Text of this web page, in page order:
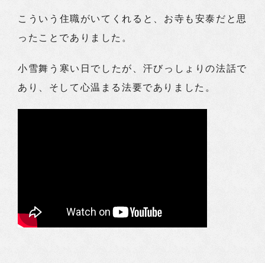
こういう住職がいてくれると、お寺も安泰だと思
ったことでありました。
小雪舞う寒い日でしたが、汗びっしょりの法話で
あり、そして心温まる法要でありました。